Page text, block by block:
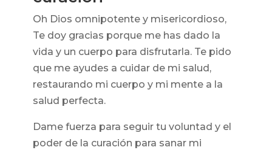
Oh Dios omnipotente y misericordioso,
Te doy gracias porque me has dado la
vida y un cuerpo para disfrutarla. Te pido
que me ayudes a cuidar de mi salud,
restaurando mi cuerpo y mi mente a la
salud perfecta.
Dame fuerza para seguir tu voluntad y el
poder de la curación para sanar mi